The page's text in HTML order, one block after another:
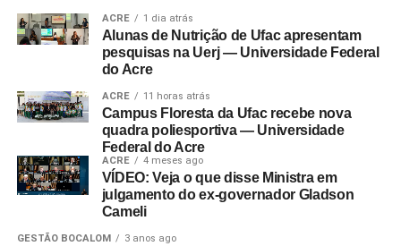
ACRE 1 dia atrás
Alunas de Nutrição de Ufac apresentam
pesquisas na Uerj — Universidade Federal
do Acre
ACRE 11 horas atrás
Campus Floresta da Ufac recebe nova
quadra poliesportiva — Universidade
Federal do Acre
ACRE 4 meses ago
VÍDEO: Veja o que disse Ministra em
julgamento do ex-governador Gladson
Cameli
GESTÃO BOCALOM 3 anos ago